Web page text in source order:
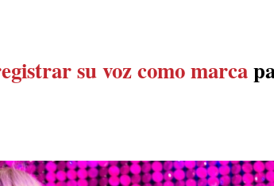
su voz como marca